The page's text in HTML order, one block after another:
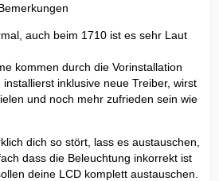
auch beim 1710 ist es sehr Laut
kommen durch die Vorinstallation
inklusive neue Treiber, wirst
und noch mehr zufrieden sein wie
dich so stört, lass es austauschen,
dass die Beleuchtung inkorrekt ist
deine LCD komplett austauschen.